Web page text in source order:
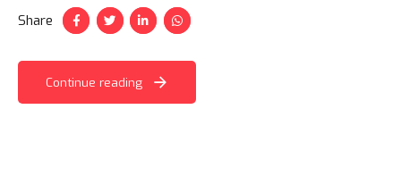
Share
Continue reading